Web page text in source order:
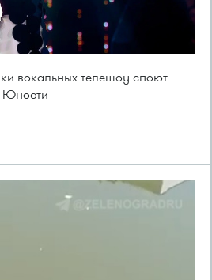
вокальных телешоу споют
Юности